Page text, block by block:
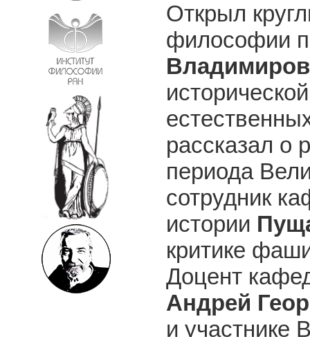
Открыл
философии
рассказал о
периода
сотрудник
истории
критике
Доцент
Андрей
и участнике